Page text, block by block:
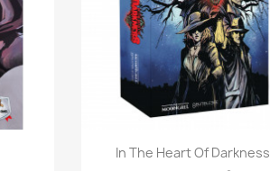
Vista rápida
In The Heart Of Darkness